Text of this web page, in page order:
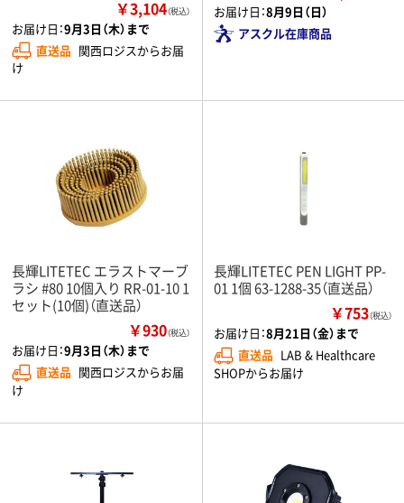
￥3,104（税込）
お届け日：9月3日（木）まで
直送品 関西ロジスからお届
け
お届け日：8月9日（日）
アスクル在庫商品
長輝LITETEC エラストマーブ
ラシ #80 10個入り RR-01-10 1
セット(10個)（直送品）
￥930（税込）
お届け日：9月3日（木）まで
直送品 関西ロジスからお届
け
長輝LITETEC PEN LIGHT PP-
01 1個 63-1288-35（直送品）
￥753（税込）
お届け日：8月21日（金）まで
直送品 LAB & Healthcare
SHOPからお届け